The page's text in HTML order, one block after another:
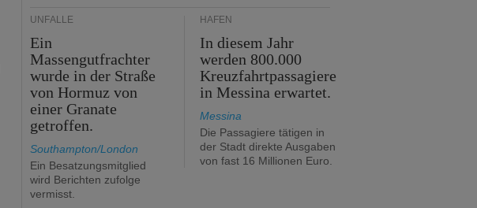
UNFÄLLE
Ein
Massengutfrachter
wurde in der Straße
von Hormuz von
einer Granate
getroffen.
Southampton/London
Ein Besatzungsmitglied
wird Berichten zufolge
vermisst.
HÄFEN
In diesem Jahr
werden 800.000
Kreuzfahrtpassagiere
in Messina erwartet.
Messina
Die Passagiere tätigen in
der Stadt direkte Ausgaben
von fast 16 Millionen Euro.